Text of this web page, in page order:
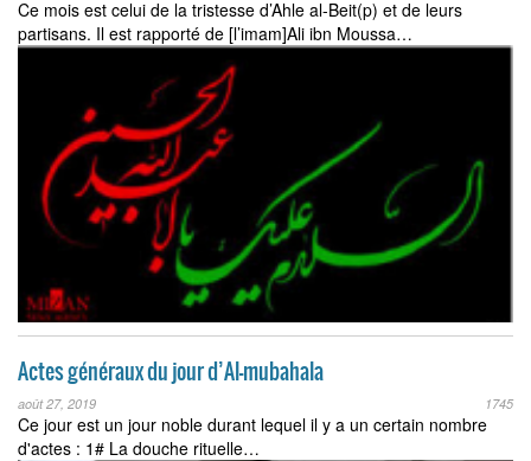
Ce mois est celui de la tristesse d’Ahle al-Beit(p) et de leurs
partisans. Il est rapporté de [l’imam]Ali ibn Moussa…
Actes généraux du jour d’Al-mubahala
août 27, 2019 1745
Ce jour est un jour noble durant lequel il y a un certain nombre
d'actes : 1# La douche rituelle…